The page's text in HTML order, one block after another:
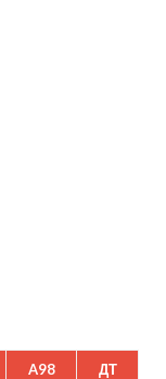
A98 ДТ